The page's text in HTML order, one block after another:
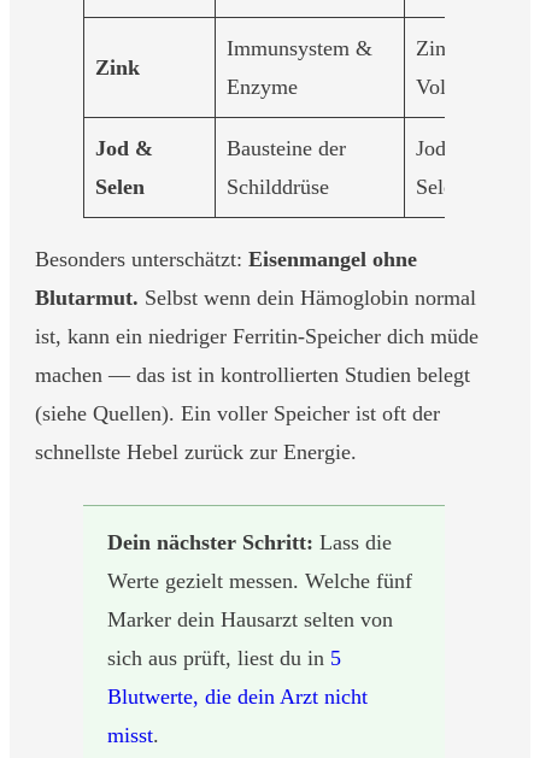
Zink
Immunsystem &
Enzyme
Zink im
Vollblut
Jod &
Selen
Bausteine der
Schilddrüse
Jod-Urin,
Selen
Besonders unterschätzt: Eisenmangel ohne
Blutarmut. Selbst wenn dein Hämoglobin normal
ist, kann ein niedriger Ferritin-Speicher dich müde
machen — das ist in kontrollierten Studien belegt
(siehe Quellen). Ein voller Speicher ist oft der
schnellste Hebel zurück zur Energie.
Dein nächster Schritt: Lass die
Werte gezielt messen. Welche fünf
Marker dein Hausarzt selten von
sich aus prüft, liest du in 5
Blutwerte, die dein Arzt nicht
misst.